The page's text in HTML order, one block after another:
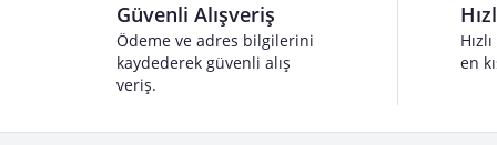
Güvenli Alışveriş
Ödeme ve adres bilgilerini
kaydederek güvenli alış
veriş.
en